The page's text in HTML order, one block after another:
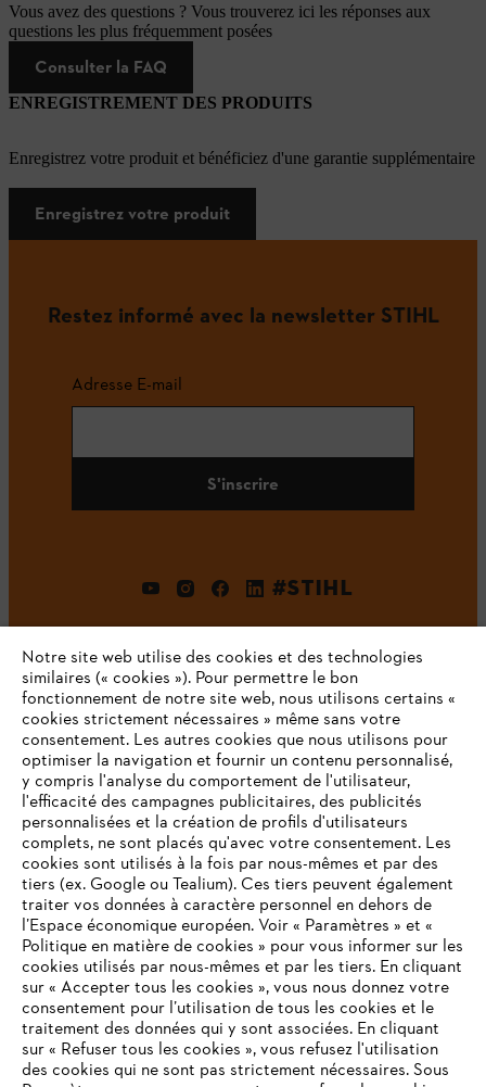
Vous avez des questions ? Vous trouverez ici les réponses aux
questions les plus fréquemment posées
Consulter la FAQ
ENREGISTREMENT DES PRODUITS
Enregistrez votre produit et bénéficiez d'une garantie supplémentaire
Enregistrez votre produit
Restez informé avec la newsletter STIHL
Adresse E-mail
S'inscrire
#STIHL
L'Entreprise
STIHL FAQ
Contact
Politique de protection des données
VOTRE NAVIGATEUR INTERNET
N'EST PLUS PRIS EN CHARGE
Notre site web utilise des cookies et des technologies
similaires (« cookies »). Pour permettre le bon
fonctionnement de notre site web, nous utilisons certains «
cookies strictement nécessaires » même sans votre
consentement. Les autres cookies que nous utilisons pour
optimiser la navigation et fournir un contenu personnalisé,
y compris l'analyse du comportement de l'utilisateur,
l'efficacité des campagnes publicitaires, des publicités
personnalisées et la création de profils d'utilisateurs
complets, ne sont placés qu'avec votre consentement. Les
cookies sont utilisés à la fois par nous-mêmes et par des
tiers (ex. Google ou Tealium). Ces tiers peuvent également
traiter vos données à caractère personnel en dehors de
l’Espace économique européen. Voir « Paramètres » et «
Politique en matière de cookies » pour vous informer sur les
cookies utilisés par nous-mêmes et par les tiers. En cliquant
sur « Accepter tous les cookies », vous nous donnez votre
consentement pour l’utilisation de tous les cookies et le
traitement des données qui y sont associées. En cliquant
sur « Refuser tous les cookies », vous refusez l'utilisation
des cookies qui ne sont pas strictement nécessaires. Sous